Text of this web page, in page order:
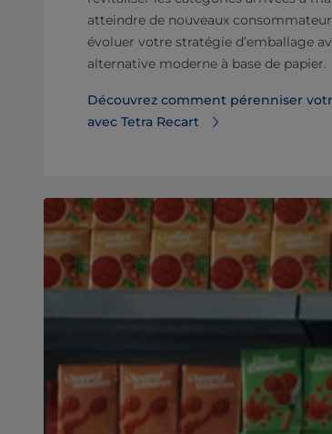
atteindre de nouveaux
évoluer votre stratégie d’emballage
alternative moderne à base de papier.
Découvrez comment pérenniser
avec Tetra Recart